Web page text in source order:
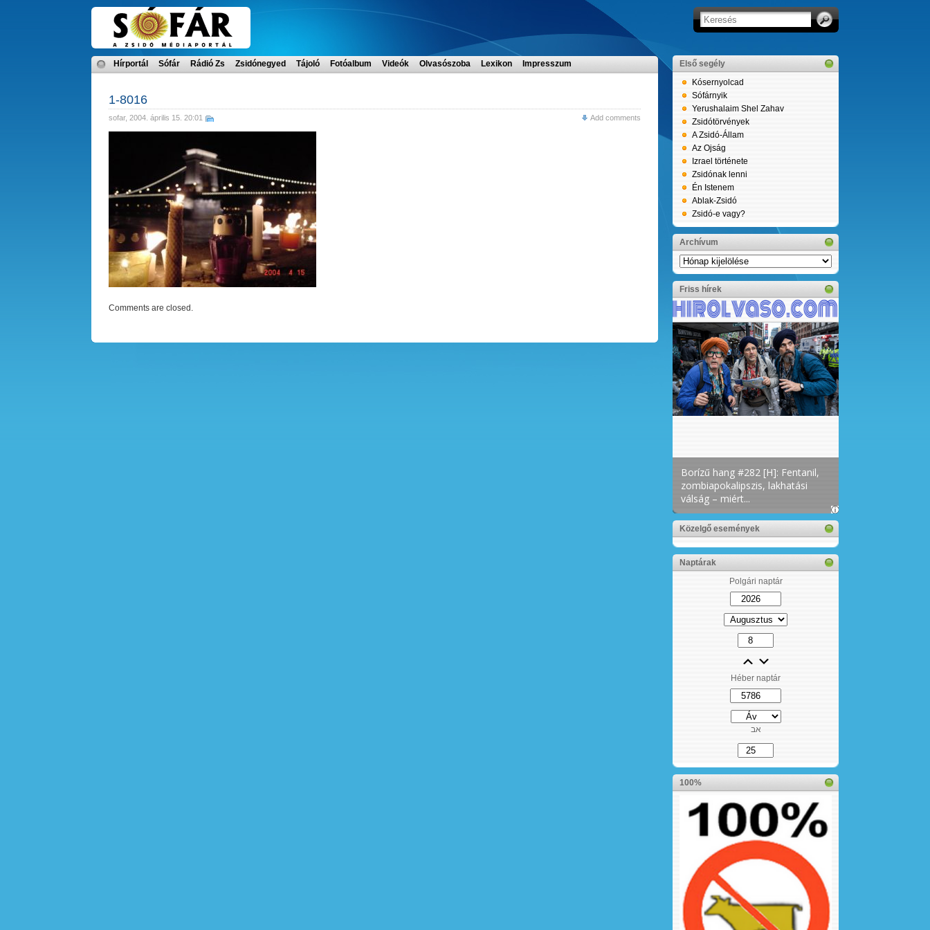
Hírportál Sófár Rádió Zs Zsidónegyed Tájoló Fotóalbum Videók Olvasószoba Lexikon Impresszum
1-8016
sofar, 2004. április 15. 20:01 Add comments
Comments are closed.
Első segély
Kósernyolcad
Sófárnyik
Yerushalaim Shel Zahav
Zsidótörvények
A Zsidó-Állam
Az Ojság
Izrael története
Zsidónak lenni
Én Istenem
Ablak-Zsidó
Zsidó-e vagy?
Archívum
Archívum
Friss hírek
Közelgő események
Naptárak
Polgári naptár
Héber naptár
אב
100%